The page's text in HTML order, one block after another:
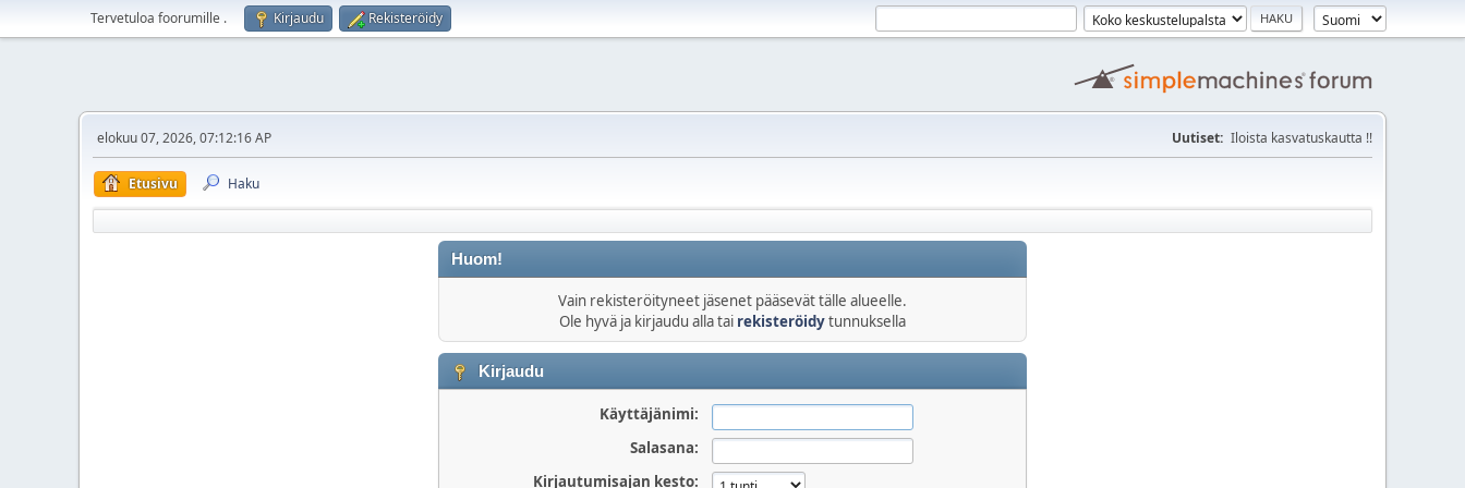
Tervetuloa foorumille . Kirjaudu Rekisteröidy
elokuu 07, 2026, 07:12:16 AP Uutiset: Iloista kasvatuskautta !!
Etusivu Haku
Huom!
Vain rekisteröityneet jäsenet pääsevät tälle alueelle.
Ole hyvä ja kirjaudu alla tai rekisteröidytunnuksella
Kirjaudu
Käyttäjänimi:
Salasana:
Kirjautumisajan kesto: